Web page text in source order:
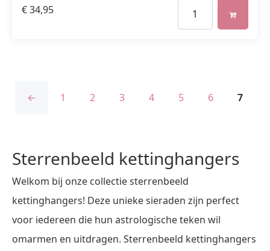
€34,95
← 1 2 3 4 5 6 7
Sterrenbeeld kettinghangers
Welkom bij onze collectie sterrenbeeld
kettinghangers! Deze unieke sieraden zijn perfect
voor iedereen die hun astrologische teken wil
omarmen en uitdragen. Sterrenbeeld kettinghangers